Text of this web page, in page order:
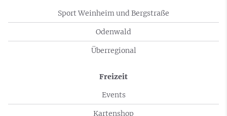
Sport Weinheim und Bergstraße
Odenwald
Überregional
Freizeit
Events
Kartenshop